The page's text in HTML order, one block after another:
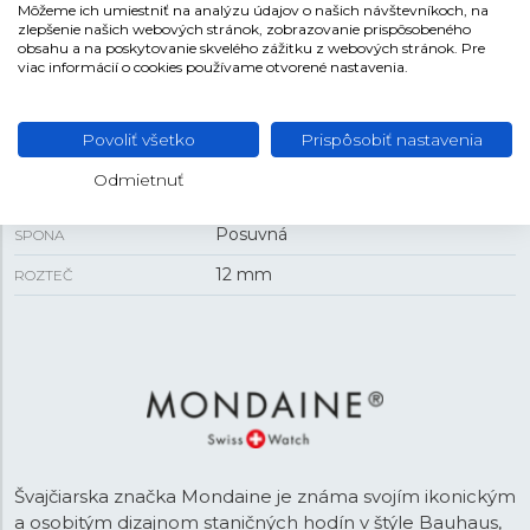
HRÚBKA 7,5 mm
MATERIÁL REMIENKA Oceľ
SPONA Posuvná
ROZTEČ 12 mm
Švajčiarska značka Mondaine je známa svojím ikonickým
a osobitým dizajnom staničných hodín v štýle Bauhaus,
Môžeme ich umiestniť na analýzu údajov o našich návštevníkoch, na
zlepšenie našich webových stránok, zobrazovanie prispôsobeného
obsahu a na poskytovanie skvelého zážitku z webových stránok. Pre
viac informácií o cookies používame otvorené nastavenia.
Povoliť všetko Prispôsobiť nastavenia
Odmietnuť